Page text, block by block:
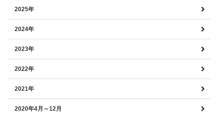
2025年
2024年
2023年
2022年
2021年
2020年4月～12月